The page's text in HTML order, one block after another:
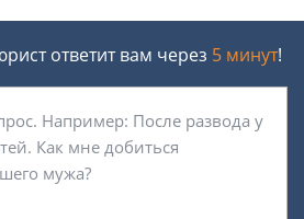
ответит вам через 5 минут!